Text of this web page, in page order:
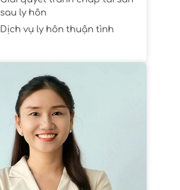
sau ly hôn
Dịch vụ ly hôn thuận tình